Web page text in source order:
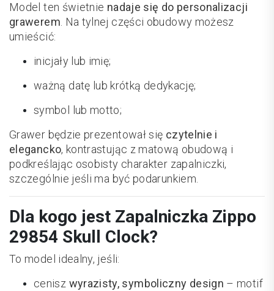
Model ten świetnie nadaje się do personalizacji
grawerem. Na tylnej części obudowy możesz
umieścić:
inicjały lub imię;
ważną datę lub krótką dedykację;
symbol lub motto;
Grawer będzie prezentował się czytelnie i
elegancko, kontrastując z matową obudową i
podkreślając osobisty charakter zapalniczki,
szczególnie jeśli ma być podarunkiem.
Dla kogo jest Zapalniczka Zippo
29854 Skull Clock?
To model idealny, jeśli:
cenisz wyrazisty, symboliczny design – motif